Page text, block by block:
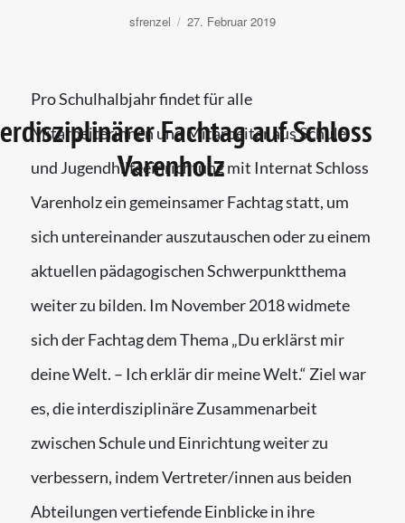
Autor
sfrenzel
Veröffentlicht
27. Februar 2019
Fachtag auf Schloss
Varenholz
Pro Schulhalbjahr findet für alle
Mitarbeiterinnen und Mitarbeiter aus Schule
und Jugendhilfeeinrichtung mit Internat Schloss
Varenholz ein gemeinsamer Fachtag statt, um
sich untereinander auszutauschen oder zu einem
aktuellen pädagogischen Schwerpunktthema
weiter zu bilden. Im November 2018 widmete
sich der Fachtag dem Thema „Du erklärst mir
deine Welt. – Ich erklär dir meine Welt.“ Ziel war
es, die interdisziplinäre Zusammenarbeit
zwischen Schule und Einrichtung weiter zu
verbessern, indem Vertreter/innen aus beiden
Abteilungen vertiefende Einblicke in ihre